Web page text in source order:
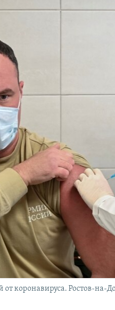
коронавируса. Ростов-на-